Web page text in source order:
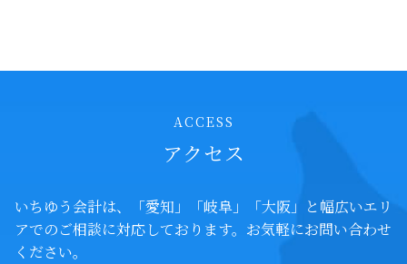
ACCESS
アクセス
いちゆう会計は、「愛知」「岐阜」「大阪」と幅広いエリ
アでのご相談に対応しております。お気軽にお問い合わせ
ください。